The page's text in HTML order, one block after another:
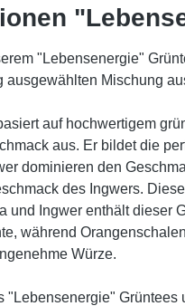
"Lebensenergie"
ausgewählten Mischung
auf hochwertigem
aus. Er bildet die
dominieren den
des Ingwers.
und Ingwer enthält dieser
während
Würze.
"Lebensenergie"